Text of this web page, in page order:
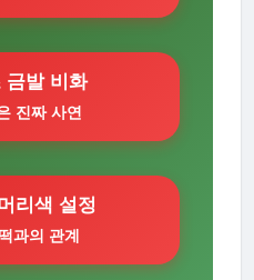
금발 비화
진짜 사연
리색 설정
과의 관계